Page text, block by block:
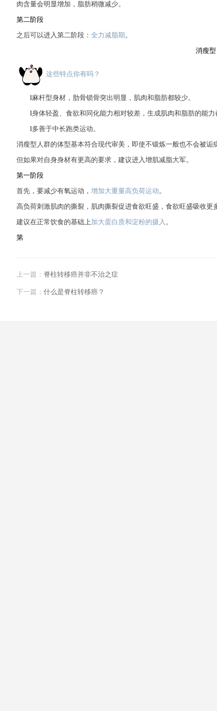
肉含量会明显增加，脂肪稍微减少。
第二阶段
之后可以进入第二阶段： 全力减脂期 。
消瘦型
这些特点你有吗？
l麻杆型身材，肋骨锁骨突出明显，肌肉和脂肪都较少。
l身体轻盈、食欲和同化能力相对较差，生成肌肉和脂肪的能力
l多善于中长跑类运动。
消瘦型人群的体型基本符合现代审美，即使不锻炼一般也不会被诟
但如果对自身身材有更高的要求，建议进入增肌减脂大军。
第一阶段
首先，要减少有氧运动， 增加大重量高负荷运动。
高负荷刺激肌肉的撕裂，肌肉撕裂促进食欲旺盛，食欲旺盛吸收更
建议在正常饮食的基础上加大蛋白质和淀粉的摄入 。
第
上一篇： 脊柱转移癌并非不治之症
下一篇： 什么是脊柱转移癌？